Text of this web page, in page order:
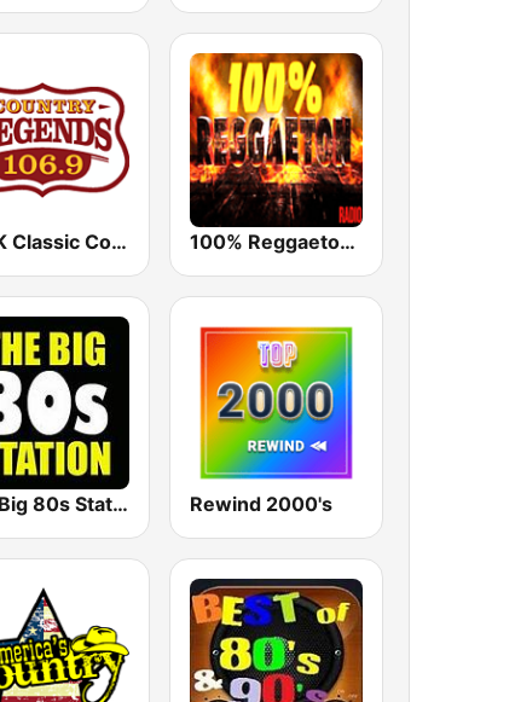
KTPK Classic Country 106.9 100% Reggaeton Radio
The Big 80s Station Rewind 2000's